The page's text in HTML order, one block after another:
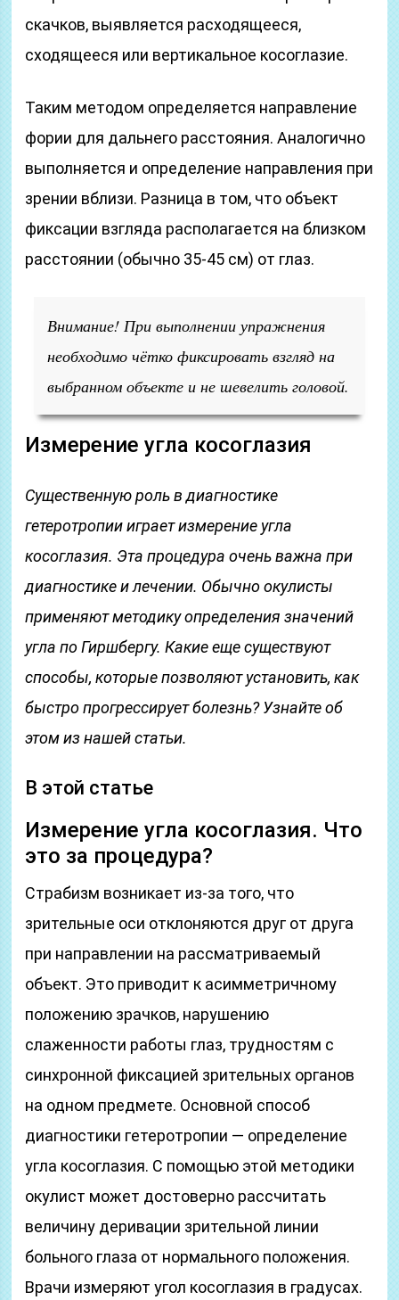
скачков, выявляется расходящееся,
сходящееся или вертикальное косоглазие.
Таким методом определяется направление
фории для дальнего расстояния. Аналогично
выполняется и определение направления при
зрении вблизи. Разница в том, что объект
фиксации взгляда располагается на близком
расстоянии (обычно 35-45 см) от глаз.
Внимание! При выполнении упражнения
необходимо чётко фиксировать взгляд на
выбранном объекте и не шевелить головой.
Измерение угла косоглазия
Существенную роль в диагностике
гетеротропии играет измерение угла
косоглазия. Эта процедура очень важна при
диагностике и лечении. Обычно окулисты
применяют методику определения значений
угла по Гиршбергу. Какие еще существуют
способы, которые позволяют установить, как
быстро прогрессирует болезнь? Узнайте об
этом из нашей статьи.
В этой статье
Измерение угла косоглазия. Что
это за процедура?
Страбизм возникает из-за того, что
зрительные оси отклоняются друг от друга
при направлении на рассматриваемый
объект. Это приводит к асимметричному
положению зрачков, нарушению
слаженности работы глаз, трудностям с
синхронной фиксацией зрительных органов
на одном предмете. Основной способ
диагностики гетеротропии — определение
угла косоглазия. С помощью этой методики
окулист может достоверно рассчитать
величину деривации зрительной линии
больного глаза от нормального положения.
Врачи измеряют угол косоглазия в градусах.